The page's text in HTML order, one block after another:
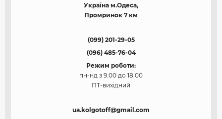
Україна м.Одеса,
Промринок 7 км
(099) 201-29-05
(096) 485-76-04
Режим роботи:
пн-нд з 9.00 до 18.00
ПТ-вихідний
ua.kolgotoff@gmail.com